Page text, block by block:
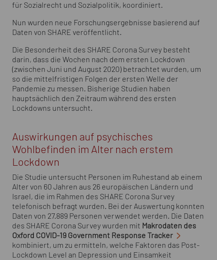
für Sozialrecht und Sozialpolitik, koordiniert.
Nun wurden neue Forschungsergebnisse basierend auf
Daten von SHARE veröffentlicht.
Die Besonderheit des SHARE Corona Survey besteht
darin, dass die Wochen nach dem ersten Lockdown
(zwischen Juni und August 2020) betrachtet wurden, um
so die mittelfristigen Folgen der ersten Welle der
Pandemie zu messen. Bisherige Studien haben
hauptsächlich den Zeitraum während des ersten
Lockdowns untersucht.
Auswirkungen auf psychisches
Wohlbefinden im Alter nach erstem
Lockdown
Die Studie untersucht Personen im Ruhestand ab einem
Alter von 60 Jahren aus 26 europäischen Ländern und
Israel, die im Rahmen des SHARE Corona Survey
telefonisch befragt wurden. Bei der Auswertung konnten
Daten von 27.889 Personen verwendet werden. Die Daten
des SHARE Corona Survey wurden mit Makrodaten des
Oxford COVID-19 Government Response Tracker
kombiniert, um zu ermitteln, welche Faktoren das Post-
Lockdown Level an Depression und Einsamkeit